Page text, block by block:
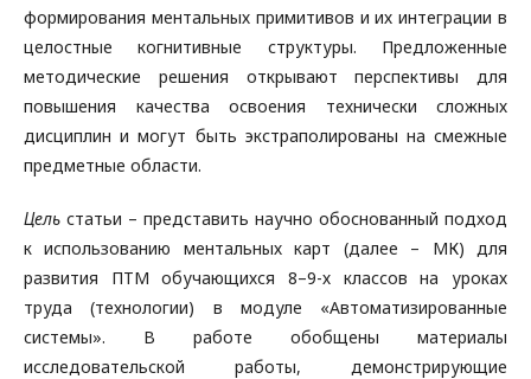
формирования ментальных примитивов и их интеграции в
целостные когнитивные структуры. Предложенные
методические решения открывают перспективы для
повышения качества освоения технически сложных
дисциплин и могут быть экстраполированы на смежные
предметные области.
Цель статьи – представить научно обоснованный подход
к использованию ментальных карт (далее – МК) для
развития ПТМ обучающихся 8–9-х классов на уроках
труда (технологии) в модуле «Автоматизированные
системы». В работе обобщены материалы
исследовательской работы, демонстрирующие